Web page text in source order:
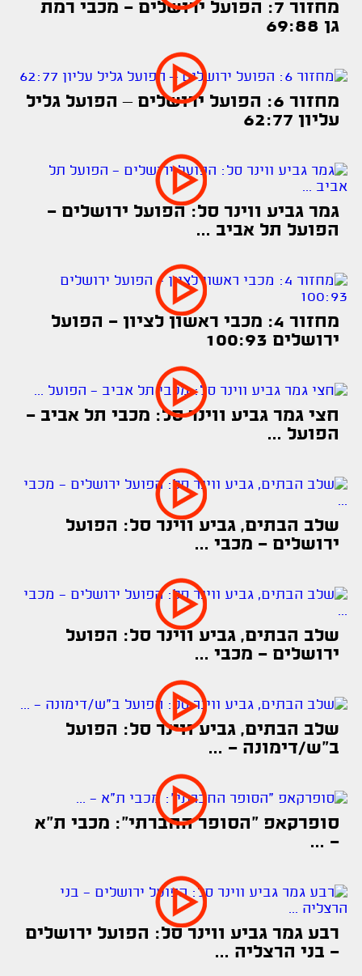
מחזור 7: הפועל ירושלים - מכבי רמת
גן 69:88
מחזור 6: הפועל ירושלים – הפועל גליל
עליון 62:77
גמר גביע ווינר סל: הפועל ירושלים -
הפועל תל אביב ...
מחזור 4: מכבי ראשון לציון - הפועל
ירושלים 100:93
חצי גמר גביע ווינר סל: מכבי תל אביב -
הפועל ...
שלב הבתים, גביע ווינר סל: הפועל
ירושלים - מכבי ...
שלב הבתים, גביע ווינר סל: הפועל
ירושלים - מכבי ...
שלב הבתים, גביע ווינר סל: הפועל
ב"ש/דימונה - ...
סופרקאפ "הסופר החברתי": מכבי ת"א
- ...
רבע גמר גביע ווינר סל: הפועל ירושלים
- בני הרצליה ...